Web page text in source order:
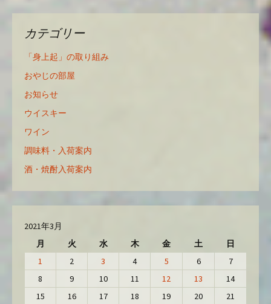
カテゴリー
「身上起」の取り組み
おやじの部屋
お知らせ
ウイスキー
ワイン
調味料・入荷案内
酒・焼酎入荷案内
2021年3月
月
火 水 木 金 土 日
1 2 3 4 5 6
7
8
9 10 11 12 13
14
15
16 17 18 19 20
21